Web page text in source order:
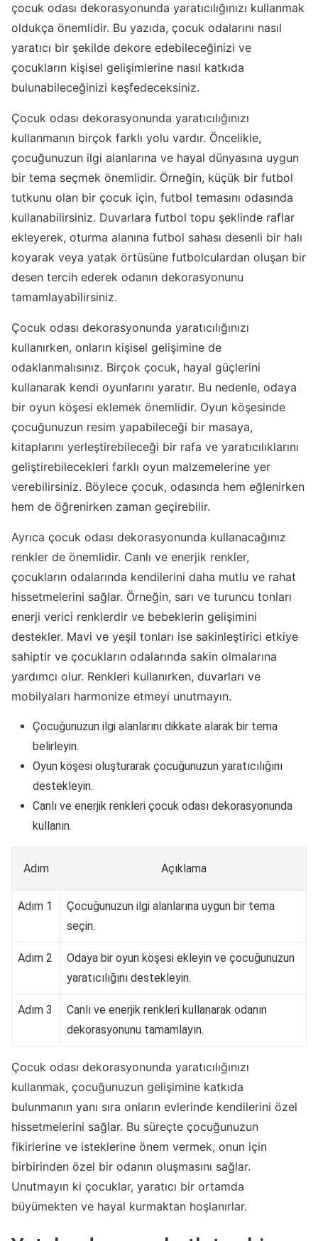
çocuk odası dekorasyonunda yaratıcılığınızı kullanmak
oldukça önemlidir. Bu yazıda, çocuk odalarını nasıl
yaratıcı bir şekilde dekore edebileceğinizi ve
çocukların kişisel gelişimlerine nasıl katkıda
bulunabileceğinizi keşfedeceksiniz.
Çocuk odası dekorasyonunda yaratıcılığınızı
kullanmanın birçok farklı yolu vardır. Öncelikle,
çocuğunuzun ilgi alanlarına ve hayal dünyasına uygun
bir tema seçmek önemlidir. Örneğin, küçük bir futbol
tutkunu olan bir çocuk için, futbol temasını odasında
kullanabilirsiniz. Duvarlara futbol topu şeklinde raflar
ekleyerek, oturma alanına futbol sahası desenli bir halı
koyarak veya yatak örtüsüne futbolculardan oluşan bir
desen tercih ederek odanın dekorasyonunu
tamamlayabilirsiniz.
Çocuk odası dekorasyonunda yaratıcılığınızı
kullanırken, onların kişisel gelişimine de
odaklanmalısınız. Birçok çocuk, hayal güçlerini
kullanarak kendi oyunlarını yaratır. Bu nedenle, odaya
bir oyun köşesi eklemek önemlidir. Oyun köşesinde
çocuğunuzun resim yapabileceği bir masaya,
kitaplarını yerleştirebileceği bir rafa ve yaratıcılıklarını
geliştirebilecekleri farklı oyun malzemelerine yer
verebilirsiniz. Böylece çocuk, odasında hem eğlenirken
hem de öğrenirken zaman geçirebilir.
Ayrıca çocuk odası dekorasyonunda kullanacağınız
renkler de önemlidir. Canlı ve enerjik renkler,
çocukların odalarında kendilerini daha mutlu ve rahat
hissetmelerini sağlar. Örneğin, sarı ve turuncu tonları
enerji verici renklerdir ve bebeklerin gelişimini
destekler. Mavi ve yeşil tonları ise sakinleştirici etkiye
sahiptir ve çocukların odalarında sakin olmalarına
yardımcı olur. Renkleri kullanırken, duvarları ve
mobilyaları harmonize etmeyi unutmayın.
Çocuğunuzun ilgi alanlarını dikkate alarak bir tema
belirleyin.
Oyun köşesi oluşturarak çocuğunuzun yaratıcılığını
destekleyin.
Canlı ve enerjik renkleri çocuk odası dekorasyonunda
kullanın.
Adım Açıklama
Adım 1
Çocuğunuzun ilgi alanlarına uygun bir tema
seçin.
Adım 2
Odaya bir oyun köşesi ekleyin ve çocuğunuzun
yaratıcılığını destekleyin.
Adım 3
Canlı ve enerjik renkleri kullanarak odanın
dekorasyonunu tamamlayın.
Çocuk odası dekorasyonunda yaratıcılığınızı
kullanmak, çocuğunuzun gelişimine katkıda
bulunmanın yanı sıra onların evlerinde kendilerini özel
hissetmelerini sağlar. Bu süreçte çocuğunuzun
fikirlerine ve isteklerine önem vermek, onun için
birbirinden özel bir odanın oluşmasını sağlar.
Unutmayın ki çocuklar, yaratıcı bir ortamda
büyümekten ve hayal kurmaktan hoşlanırlar.